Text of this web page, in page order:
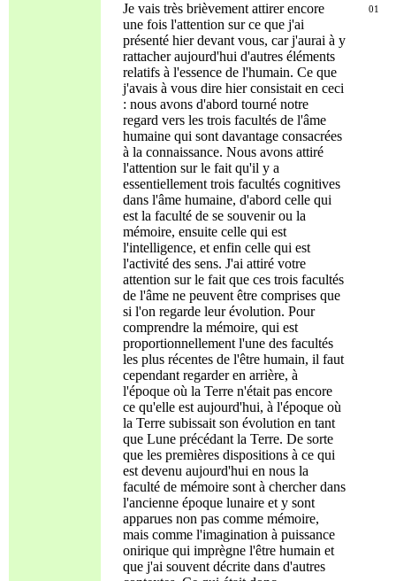
Je vais très brièvement attirer encore
une fois l'attention sur ce que j'ai
présenté hier devant vous, car j'aurai à y
rattacher aujourd'hui d'autres éléments
relatifs à l'essence de l'humain. Ce que
j'avais à vous dire hier consistait en ceci
: nous avons d'abord tourné notre
regard vers les trois facultés de l'âme
humaine qui sont davantage consacrées
à la connaissance. Nous avons attiré
l'attention sur le fait qu'il y a
essentiellement trois facultés cognitives
dans l'âme humaine, d'abord celle qui
est la faculté de se souvenir ou la
mémoire, ensuite celle qui est
l'intelligence, et enfin celle qui est
l'activité des sens. J'ai attiré votre
attention sur le fait que ces trois facultés
de l'âme ne peuvent être comprises que
si l'on regarde leur évolution. Pour
comprendre la mémoire, qui est
proportionnellement l'une des facultés
les plus récentes de l'être humain, il faut
cependant regarder en arrière, à
l'époque où la Terre n'était pas encore
ce qu'elle est aujourd'hui, à l'époque où
la Terre subissait son évolution en tant
que Lune précédant la Terre. De sorte
que les premières dispositions à ce qui
est devenu aujourd'hui en nous la
faculté de mémoire sont à chercher dans
l'ancienne époque lunaire et y sont
apparues non pas comme mémoire,
mais comme l'imagination à puissance
onirique qui imprègne l'être humain et
que j'ai souvent décrite dans d'autres
01